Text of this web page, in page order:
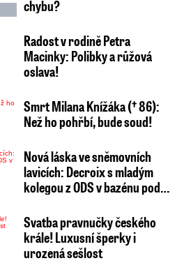
chybu?
Radost v rodině Petra
Macinky: Polibky a růžová
oslava!
Smrt Milana Knížáka († 86):
Než ho pohřbí, bude soud!
Nová láska ve sněmovních
lavicích: Decroix s mladým
kolegou z ODS v bazénu pod…
Svatba pravnučky českého
krále! Luxusní šperky i
urozená sešlost